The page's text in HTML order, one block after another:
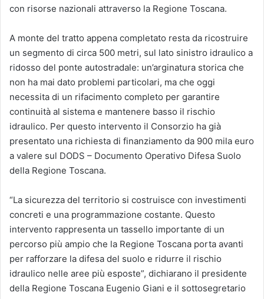
con risorse nazionali attraverso la Regione Toscana.
A monte del tratto appena completato resta da ricostruire
un segmento di circa 500 metri, sul lato sinistro idraulico a
ridosso del ponte autostradale: un’arginatura storica che
non ha mai dato problemi particolari, ma che oggi
necessita di un rifacimento completo per garantire
continuità al sistema e mantenere basso il rischio
idraulico. Per questo intervento il Consorzio ha già
presentato una richiesta di finanziamento da 900 mila euro
a valere sul DODS – Documento Operativo Difesa Suolo
della Regione Toscana.
“La sicurezza del territorio si costruisce con investimenti
concreti e una programmazione costante. Questo
intervento rappresenta un tassello importante di un
percorso più ampio che la Regione Toscana porta avanti
per rafforzare la difesa del suolo e ridurre il rischio
idraulico nelle aree più esposte”, dichiarano il presidente
della Regione Toscana Eugenio Giani e il sottosegretario